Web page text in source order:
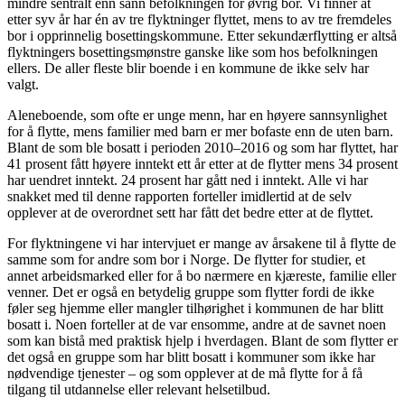
etter syv år har én av tre flyktninger flyttet, mens to av tre fremdeles
bor i opprinnelig bosettingskommune. Etter sekundærflytting er altså
flyktningers bosettingsmønstre ganske like som hos befolkningen
ellers. De aller fleste blir boende i en kommune de ikke selv har
valgt.
Aleneboende, som ofte er unge menn, har en høyere sannsynlighet
for å flytte, mens familier med barn er mer bofaste enn de uten barn.
Blant de som ble bosatt i perioden 2010–2016 og som har flyttet, har
41 prosent fått høyere inntekt ett år etter at de flytter mens 34 prosent
har uendret inntekt. 24 prosent har gått ned i inntekt. Alle vi har
snakket med til denne rapporten forteller imidlertid at de selv
opplever at de overordnet sett har fått det bedre etter at de flyttet.
For flyktningene vi har intervjuet er mange av årsakene til å flytte de
samme som for andre som bor i Norge. De flytter for studier, et
annet arbeidsmarked eller for å bo nærmere en kjæreste, familie eller
venner. Det er også en betydelig gruppe som flytter fordi de ikke
føler seg hjemme eller mangler tilhørighet i kommunen de har blitt
bosatt i. Noen forteller at de var ensomme, andre at de savnet noen
som kan bistå med praktisk hjelp i hverdagen. Blant de som flytter er
det også en gruppe som har blitt bosatt i kommuner som ikke har
nødvendige tjenester – og som opplever at de må flytte for å få
tilgang til utdannelse eller relevant helsetilbud.